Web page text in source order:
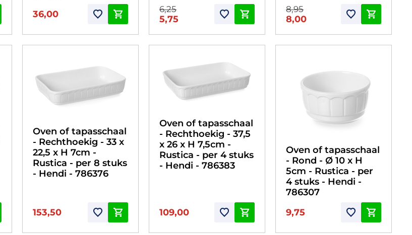
36,00 6,25
5,75
8,95
8,00
Oven of tapasschaal
- Rechthoekig - 33 x
22,5 x H 7cm -
Rustica - per 8 stuks
- Hendi - 786376
153,50
Oven of tapasschaal
- Rechthoekig - 37,5
x 26 x H 7,5cm -
Rustica - per 4 stuks
- Hendi - 786383
109,00
Oven of tapasschaal
- Rond - Ø 10 x H
5cm - Rustica - per
4 stuks - Hendi -
786307
9,75